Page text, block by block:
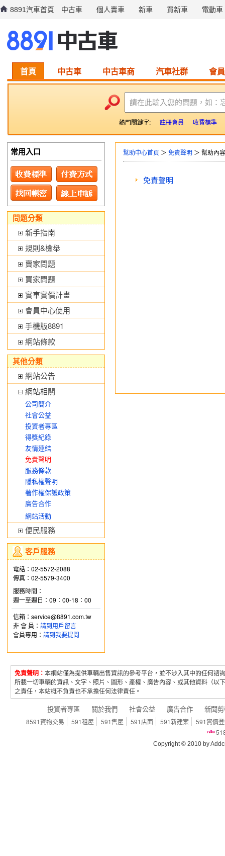
8891汽車首頁 中古車 個人賣車 新車 買新車 電動車
首頁 中古車 中古車商 汽車社群 會
請在此輸入您的問題，如：
熱門關鍵字: 註冊會員 收費標準
幫助中心首頁 ＞ 免責聲明 ＞ 幫助內容
免責聲明
常用入口
問題分類
新手指南
規則&檢舉
賣家問題
買家問題
實車實價計畫
會員中心使用
手機版8891
網站條款
其他分類
網站公告
網站相關
公司簡介
社會公益
投資者專區
得獎紀錄
友情連結
免責聲明
服務條款
隱私權聲明
著作權保護政策
廣告合作
網站活動
便民服務
客戶服務
電話：02-5572-2088
傳真：02-5579-3400
服務時間：
週一至週日：09：00-18：00
信箱：service@8891.com.tw
非 會 員： 請到用戶留言
會員專用： 請到我要提問
免責聲明： 本網站僅為提供車輛出售資訊的參考平台，並不涉入其中的任何
所載一切車輛的資訊、文字、照片、圖形、產權、廣告內容、或其他資料（
之責任，本站概不負責也不承擔任何法律責任。
投資者專區 關於我們 社會公益 廣告合作 新聞
8591寶物交易 591租屋 591售屋 591店面 591新建案
591實價
Copyright © 2010 by